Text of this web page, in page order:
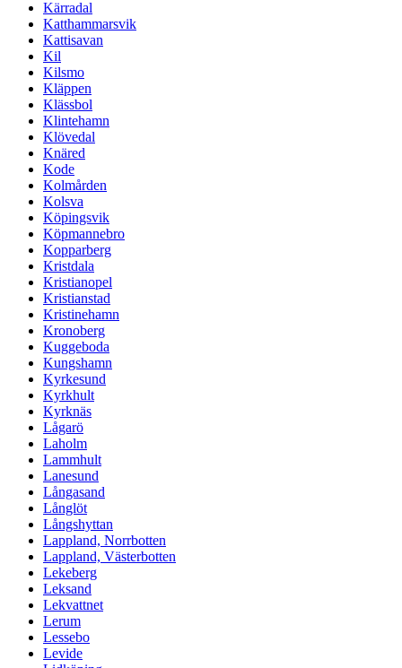
Kärradal
Katthammarsvik
Kattisavan
Kil
Kilsmo
Kläppen
Klässbol
Klintehamn
Klövedal
Knäred
Kode
Kolmården
Kolsva
Köpingsvik
Köpmannebro
Kopparberg
Kristdala
Kristianopel
Kristianstad
Kristinehamn
Kronoberg
Kuggeboda
Kungshamn
Kyrkesund
Kyrkhult
Kyrknäs
Lågarö
Laholm
Lammhult
Lanesund
Långasand
Långlöt
Långshyttan
Lappland, Norrbotten
Lappland, Västerbotten
Lekeberg
Leksand
Lekvattnet
Lerum
Lessebo
Levide